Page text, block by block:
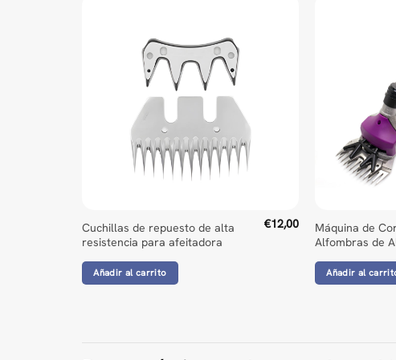
Cuchillas de repuesto de alta
resistencia para afeitadora
€12,00
Añadir al carrito
Máquina de
Alfombras de
Añadir al